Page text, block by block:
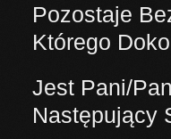
Pozostaje
Którego
Jest Pani/
Następujący